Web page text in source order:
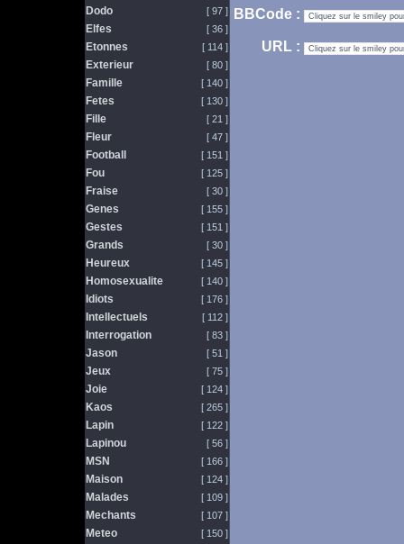
BBCode :
URL :
Dodo [ 97 ]
Elfes [ 36 ]
Etonnes [ 114 ]
Exterieur [ 80 ]
Famille [ 140 ]
Fetes [ 130 ]
Fille [ 21 ]
Fleur [ 47 ]
Football [ 151 ]
Fou [ 125 ]
Fraise [ 30 ]
Genes [ 155 ]
Gestes [ 151 ]
Grands [ 30 ]
Heureux [ 145 ]
Homosexualite [ 140 ]
Idiots [ 176 ]
Intellectuels [ 112 ]
Interrogation [ 83 ]
Jason [ 51 ]
Jeux [ 75 ]
Joie [ 124 ]
Kaos [ 265 ]
Lapin [ 122 ]
Lapinou [ 56 ]
MSN [ 166 ]
Maison [ 124 ]
Malades [ 109 ]
Mechants [ 107 ]
Meteo [ 150 ]